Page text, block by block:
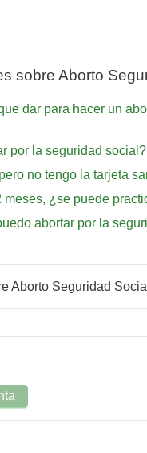
sobre Aborto
dar para hacer un
por la seguridad social?
no tengo la tarjeta
meses, ¿se puede
abortar por la
Aborto Seguridad Social